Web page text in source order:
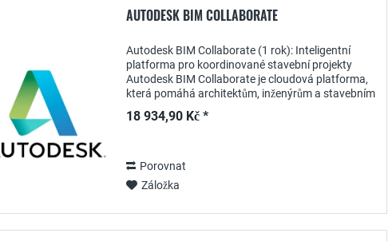
AUTODESK BIM COLLABORATE
Autodesk BIM Collaborate (1 rok): Inteligentní
platforma pro koordinované stavební projekty
Autodesk BIM Collaborate je cloudová platforma,
která pomáhá architektům, inženýrům a stavebním
řídit...
18 934,90 Kč *
Porovnat
Záložka